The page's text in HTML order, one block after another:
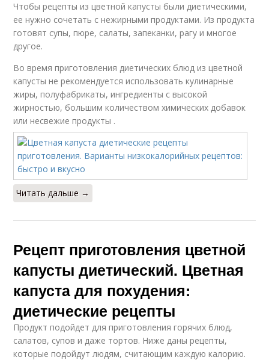
Чтобы рецепты из цветной капусты были диетическими,
ее нужно сочетать с нежирными продуктами. Из продукта
готовят супы, пюре, салаты, запеканки, рагу и многое
другое.
Во время приготовления диетических блюд из цветной
капусты не рекомендуется использовать кулинарные
жиры, полуфабрикаты, ингредиенты с высокой
жирностью, большим количеством химических добавок
или несвежие продукты .
Читать дальше →
Рецепт приготовления цветной
капусты диетический. Цветная
капуста для похудения:
диетические рецепты
Продукт подойдет для приготовления горячих блюд,
салатов, супов и даже тортов. Ниже даны рецепты,
которые подойдут людям, считающим каждую калорию.